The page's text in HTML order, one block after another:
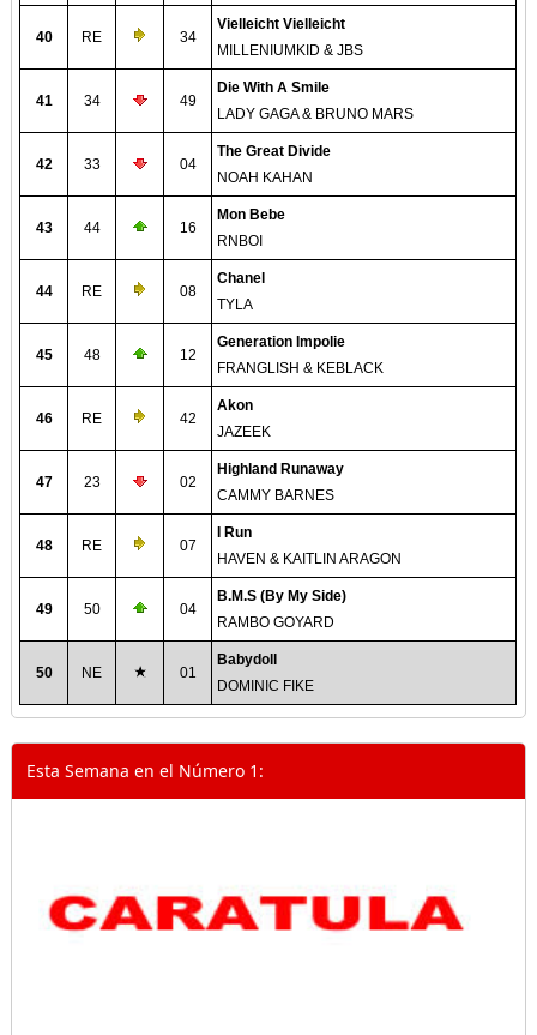
40 RE 34
Vielleicht Vielleicht
MILLENIUMKID & JBS
41 34 49
Die With A Smile
LADY GAGA & BRUNO MARS
42 33 04
The Great Divide
NOAH KAHAN
43 44 16
Mon Bebe
RNBOI
44 RE 08
Chanel
TYLA
45 48 12
Generation Impolie
FRANGLISH & KEBLACK
46 RE 42
Akon
JAZEEK
47 23 02
Highland Runaway
CAMMY BARNES
48 RE 07
I Run
HAVEN & KAITLIN ARAGON
49 50 04
B.M.S (By My Side)
RAMBO GOYARD
50 NE 01
Babydoll
DOMINIC FIKE
Esta Semana en el Número 1: